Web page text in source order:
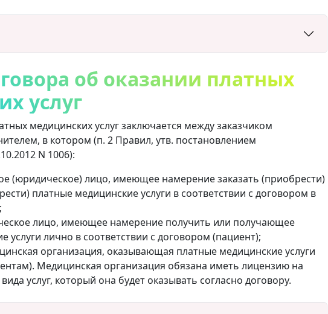
об оказании платных
услуг
медицинских услуг заключается между заказчиком
в котором (п. 2 Правил, утв. постановлением
N 1006):
(юридическое) лицо, имеющее намерение заказать (приобрести)
платные медицинские услуги в соответствии с договором в
лицо, имеющее намерение получить или получающее
услуги лично в соответствии с договором (пациент);
организация, оказывающая платные медицинские услуги
Медицинская организация обязана иметь лицензию на
услуг, который она будет оказывать согласно договору.